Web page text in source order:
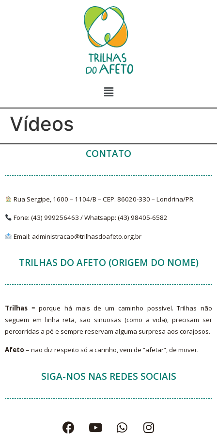
Vídeos
CONTATO
Rua Sergipe, 1600 – 1104/B – CEP. 86020-330 – Londrina/PR.
Fone: (43) 999256463 /Whatsapp: (43)98405-6582
Email: administracao@trilhasdoafeto.org.br
TRILHAS DO AFETO (ORIGEM DO NOME)
Trilhas = porque há mais de um caminho possível. Trilhas não
seguem em linha reta, são sinuosas (como a vida), precisam ser
percorridas a pé e sempre reservam alguma surpresa aos corajosos.
Afeto = não diz respeito só a carinho, vem de “afetar”, de mover.
SIGA-NOS NAS REDES SOCIAIS